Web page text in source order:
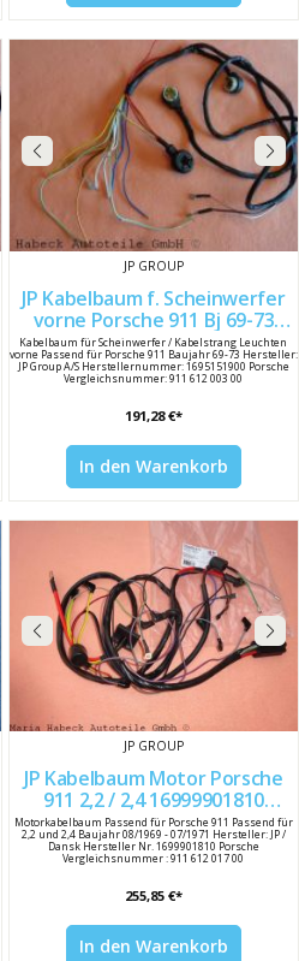
JP GROUP
JP Kabelbaum f. Scheinwerfer
vorne Porsche 911 Bj 69-73
91161200300
Kabelbaum für Scheinwerfer / Kabelstrang Leuchten
vorne Passend für Porsche 911 Baujahr 69-73 Hersteller:
JP Group A/S Herstellernummer: 1695151900 Porsche
Vergleichsnummer: 911 612 003 00
191,28 €*
In den Warenkorb
JP GROUP
JP Kabelbaum Motor Porsche
911 2,2 / 2,4 16999901810
91161201700
Motorkabelbaum Passend für Porsche 911 Passend für
2,2 und 2,4 Baujahr 08/1969 - 07/1971 Hersteller: JP /
Dansk Hersteller Nr. 1699901810 Porsche
Vergleichsnummer : 911 612 017 00
255,85 €*
In den Warenkorb